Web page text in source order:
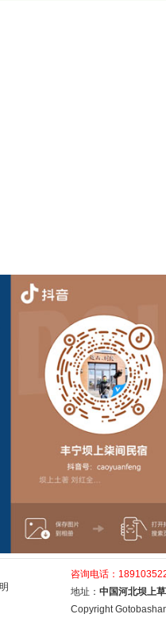
咨询电话：
地址： 中国河北坝上
Copyright